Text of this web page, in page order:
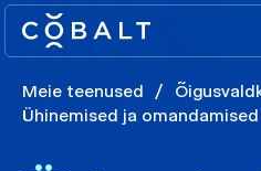
Meie teenused /
Ühinemised ja